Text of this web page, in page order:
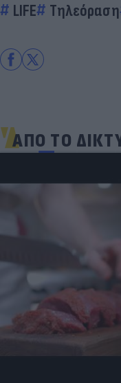
LIFE Τηλεόραση
ΑΠΟ ΤΟ